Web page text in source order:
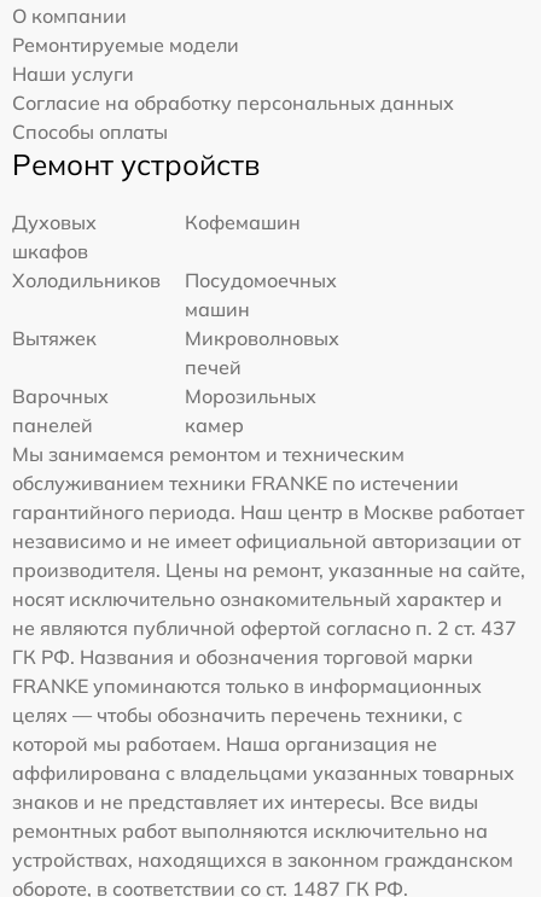
О компании
Ремонтируемые модели
Наши услуги
Согласие на обработку персональных данных
Способы оплаты
Ремонт устройств
Духовых
шкафов
Кофемашин
Холодильников
Посудомоечных
машин
Вытяжек
Микроволновых
печей
Варочных
панелей
Морозильных
камер
Мы занимаемся ремонтом и техническим
обслуживанием техники FRANKE по истечении
гарантийного периода. Наш центр в Москве работает
независимо и не имеет официальной авторизации от
производителя. Цены на ремонт, указанные на сайте,
носят исключительно ознакомительный характер и
не являются публичной офертой согласно п. 2 ст. 437
ГК РФ. Названия и обозначения торговой марки
FRANKE упоминаются только в информационных
целях — чтобы обозначить перечень техники, с
которой мы работаем. Наша организация не
аффилирована с владельцами указанных товарных
знаков и не представляет их интересы. Все виды
ремонтных работ выполняются исключительно на
устройствах, находящихся в законном гражданском
обороте, в соответствии со ст. 1487 ГК РФ.